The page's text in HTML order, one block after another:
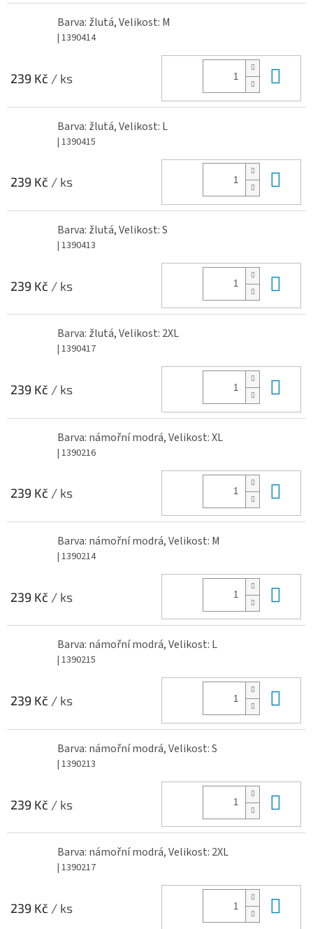
Barva: žlutá, Velikost: M
| 1390414
239 Kč / ks
Barva: žlutá, Velikost: L
| 1390415
239 Kč / ks
Barva: žlutá, Velikost: S
| 1390413
239 Kč / ks
Barva: žlutá, Velikost: 2XL
| 1390417
239 Kč / ks
Barva: námořní modrá, Velikost: XL
| 1390216
239 Kč / ks
Barva: námořní modrá, Velikost: M
| 1390214
239 Kč / ks
Barva: námořní modrá, Velikost: L
| 1390215
239 Kč / ks
Barva: námořní modrá, Velikost: S
| 1390213
239 Kč / ks
Barva: námořní modrá, Velikost: 2XL
| 1390217
239 Kč / ks